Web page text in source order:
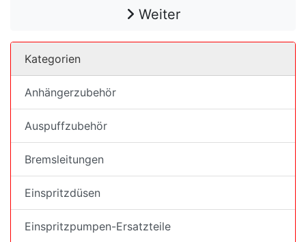
Weiter
Kategorien
Anhängerzubehör
Auspuffzubehör
Bremsleitungen
Einspritzdüsen
Einspritzpumpen-Ersatzteile